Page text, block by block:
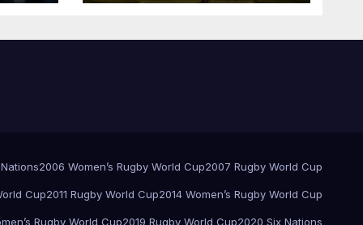
2006 Women’s Rugby World Cup2007 Rugby World Cup
Cup2011 Rugby World Cup2014 Women’s Rugby World Cup
Rugby World Cup2019 Rugby World Cup2020 Six Nations